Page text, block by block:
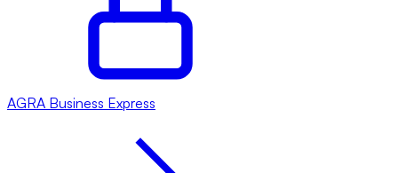
AGRA Business Express